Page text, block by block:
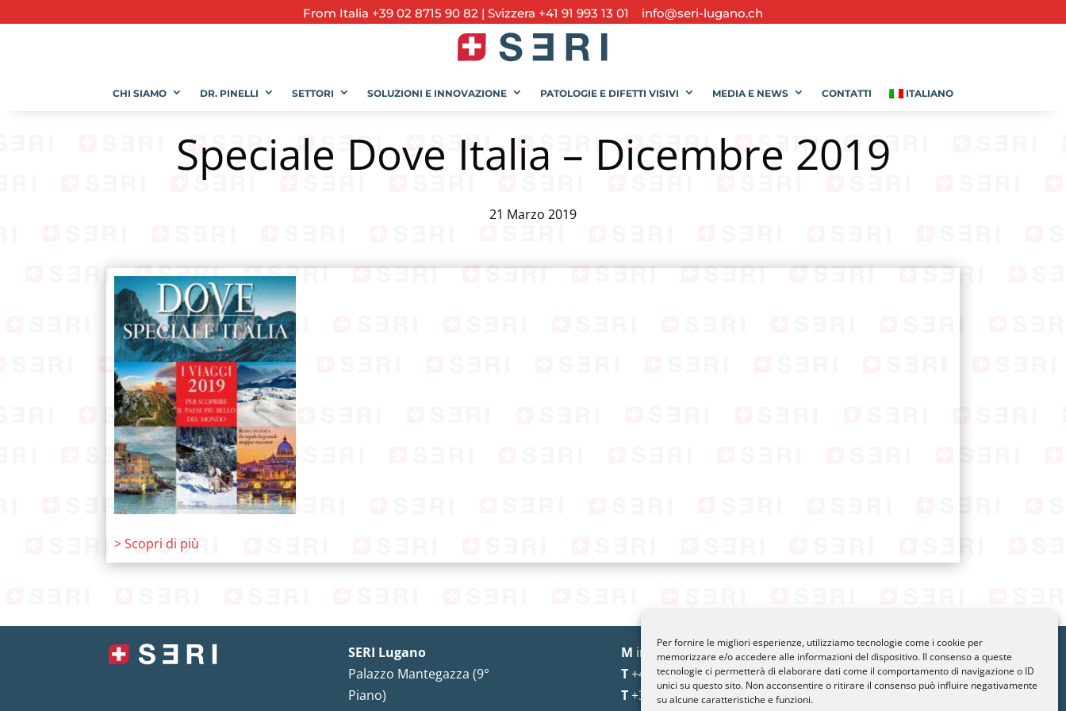
Per fornire le migliori esperienze, utilizziamo tecnologie come i cookie per
memorizzare e/o accedere alle informazioni del dispositivo. Il consenso a queste
tecnologie ci permetterà di elaborare dati come il comportamento di navigazione o ID
unici su questo sito. Non acconsentire o ritirare il consenso può influire negativamente
su alcune caratteristiche e funzioni.
From Italia +39 02 8715 90 82 | Svizzera +41 91 993 13 01 info@seri-lugano.ch
CHI SIAMO DR. PINELLI SETTORI SOLUZIONI E INNOVAZIONE PATOLOGIE E DIFETTI VISIVI MEDIA E NEWS CONTATTI ITALIANO
Speciale Dove Italia – Dicembre 2019
21 Marzo 2019
> Scopri di più
SERI Lugano
Palazzo Mantegazza (9°
Piano)
M info@seri-lugano.ch
T+41 91 993 13 01
T+39 02 8715 90 82